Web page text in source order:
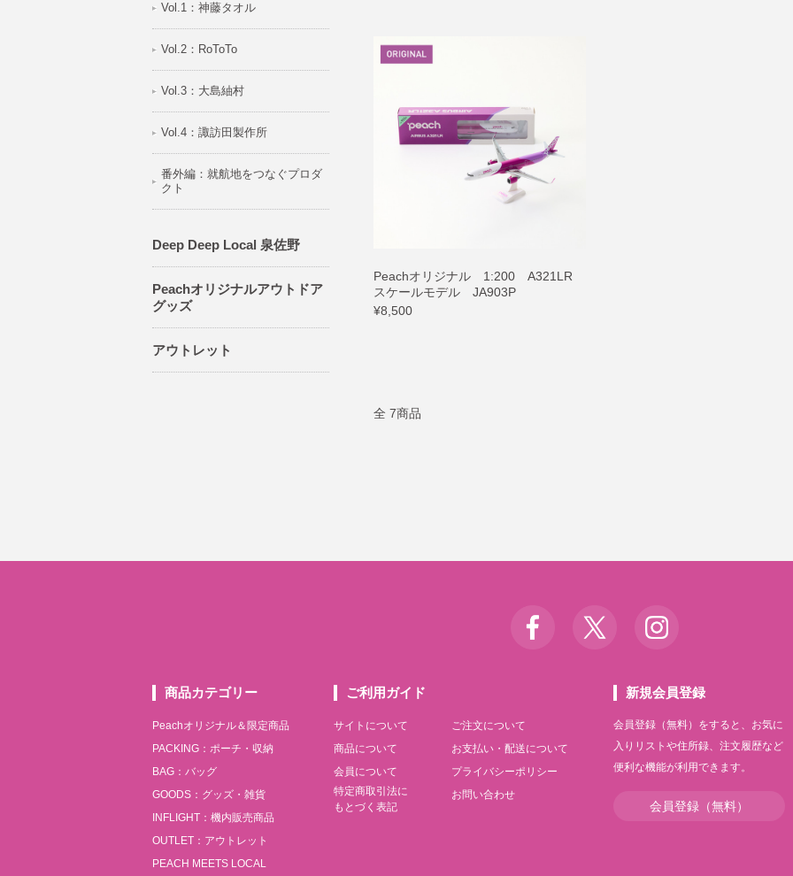
Vol.1：神藤タオル
Vol.2：RoToTo
Vol.3：大島紬村
Vol.4：諏訪田製作所
番外編：就航地をつなぐプロダ
クト
Deep Deep Local 泉佐野
Peachオリジナルアウトドア
グッズ
アウトレット
Peachオリジナル 1:200 A321LR
スケールモデル JA903P
¥8,500
全 7商品
商品カテゴリー
Peachオリジナル＆限定商品
PACKING：ポーチ・収納
BAG：バッグ
GOODS：グッズ・雑貨
INFLIGHT：機内販売商品
OUTLET：アウトレット
PEACH MEETS LOCAL
ご利用ガイド
サイトについて
ご注文について
商品について
お支払い・配送について
会員について
プライバシーポリシー
特定商取引法に
もとづく表記
お問い合わせ
新規会員登録
会員登録（無料）をすると、お気に
入りリストや住所録、注文履歴など
便利な機能が利用できます。
会員登録（無料）